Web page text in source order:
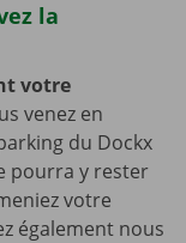
la
votre
venez en
du Dockx
pourra y rester
votre
également nous